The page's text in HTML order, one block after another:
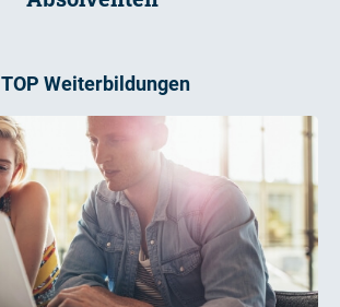
TOP Weiterbildungen